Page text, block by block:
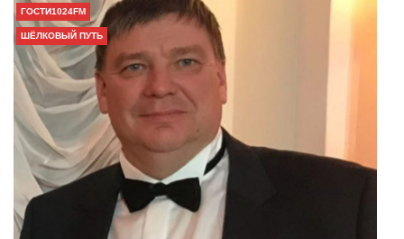
ГОСТИ1024FM
ШЁЛКОВЫЙ ПУТЬ